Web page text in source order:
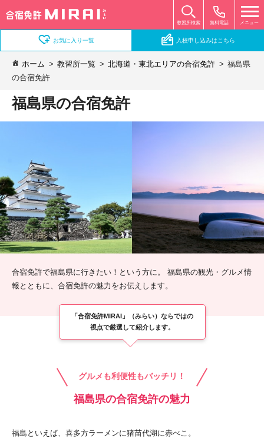
無料電話
教習所検索 メニュー
お気に入り一覧 入校申し込みはこちら
ホーム 教習所一覧 北海道・東北エリアの合宿免許
福島県
の合宿免許
福島県の合宿免許
合宿免許で福島県に行きたい！という方に。
福島県の観光・グルメ情
報とともに、合宿免許の魅力をお伝えします。
「合宿免許MIRAI」（みらい）ならではの
視点で厳選して紹介します。
グルメも利便性もバッチリ！
福島県の合宿免許の魅力
福島といえば、喜多方ラーメンに猪苗代湖に赤べこ。